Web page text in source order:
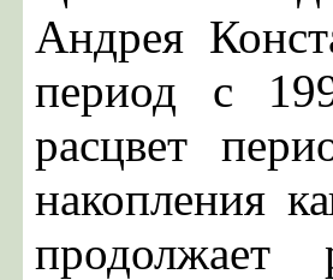
Андрея
период с
расцвет
накопления
продолжает